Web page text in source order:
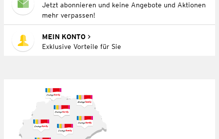
Jetzt abonnieren und keine Angebote und Aktionen
mehr verpassen!
MEIN KONTO
Exklusive Vorteile für Sie